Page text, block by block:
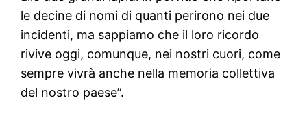
le decine di nomi di quanti perirono nei due
incidenti, ma sappiamo che il loro ricordo
rivive oggi, comunque, nei nostri cuori, come
sempre vivrà anche nella memoria collettiva
del nostro paese”.